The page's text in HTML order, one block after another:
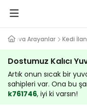
Yuva Arayanlar Kedi
Dostumuz Kalıcı
Artık onun sıcak bir
sahipleri var. Ona bu
k761746, iyi ki varsın!